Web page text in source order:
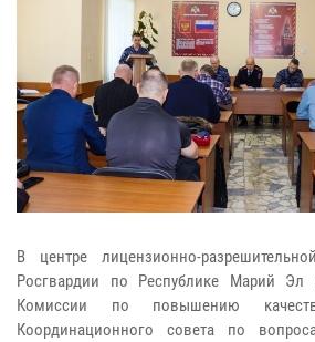
В центре лицензионно-
Росгвардии по Республике Марий Эл
Комиссии по повышению
Координационного совета по